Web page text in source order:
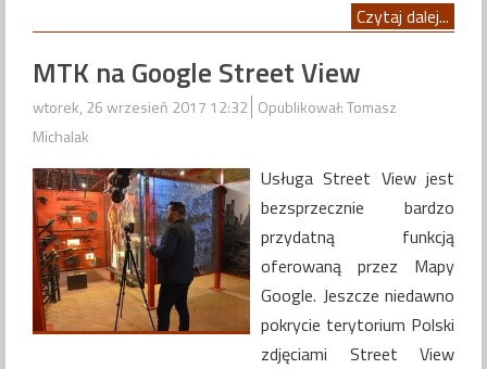
Czytaj dalej...
MTK na Google Street View
wtorek, 26 wrzesień 2017 12:32 Opublikował: Tomasz
Michalak
Usługa Street View jest
bezsprzecznie bardzo
przydatną funkcją
oferowaną przez Mapy
Google. Jeszcze niedawno
pokrycie terytorium Polski
zdjęciami Street View